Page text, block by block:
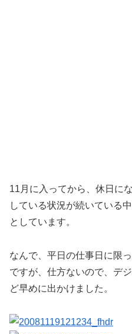
11月に入ってから、休日に
している状況が続いている
としています。
なんで、平日の仕事日に限
ですが、仕方ないので、デ
ど早めに出かけました。